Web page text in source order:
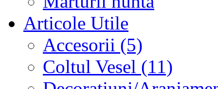
Articole Utile
Accesorii (5)
Coltul Vesel (11)